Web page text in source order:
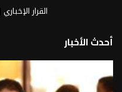
القرار الإخباري
أحدث الأخبار